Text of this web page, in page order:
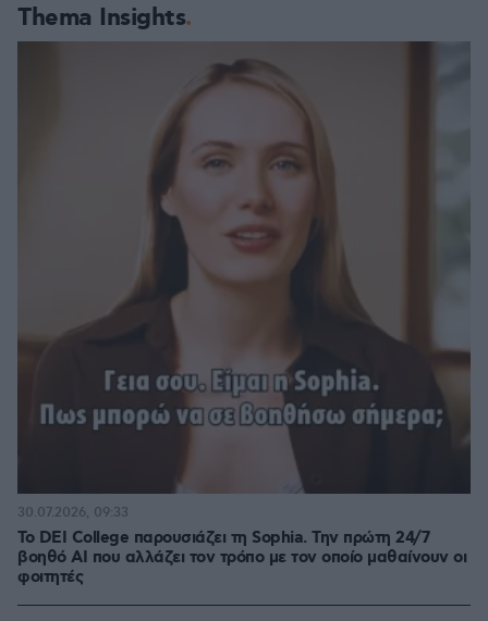
Thema Insights
Το DEI College παρουσιάζει τη Sophia. Την πρώτη 24/7
βοηθό AI που αλλάζει τον τρόπο με τον οποίο μαθαίνουν οι
φοιτητές
30.07.2026, 09:33